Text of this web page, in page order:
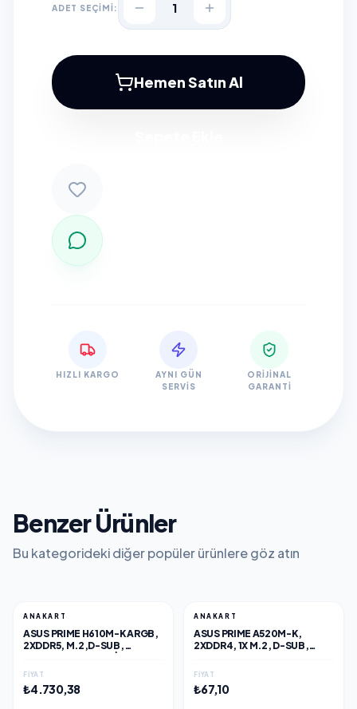
ADET SEÇİMİ: 1
Hemen Satın Al
HIZLI KARGO
AYNI GÜN
SERVIS
ORIJINAL
GARANTI
Benzer Ürünler
Bu kategorideki diğer popüler ürünlere göz atın
ANAKART
ASUS PRIME H610M-K ARGB,
2XDDR5, M.2,D-SUB,
LGA1700 SOKET, ANAKART
FIYAT
₺4.730,38
ANAKART
ASUS PRIME A520M-K,
2XDDR4, 1X M.2, D-SUB,
FIYAT
₺67,10